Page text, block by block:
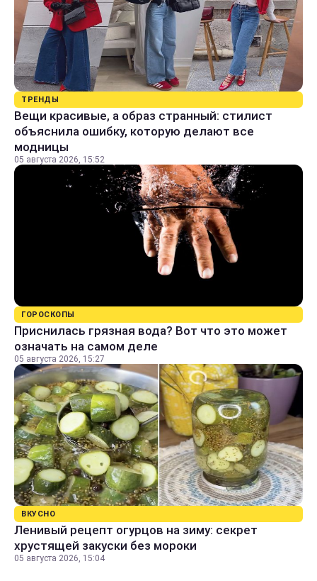
ТРЕНДЫ
Вещи красивые, а образ странный: стилист
объяснила ошибку, которую делают все
модницы
05 августа 2026, 15:52
ГОРОСКОПЫ
Приснилась грязная вода? Вот что это может
означать на самом деле
05 августа 2026, 15:27
ВКУСНО
Ленивый рецепт огурцов на зиму: секрет
хрустящей закуски без мороки
05 августа 2026, 15:04